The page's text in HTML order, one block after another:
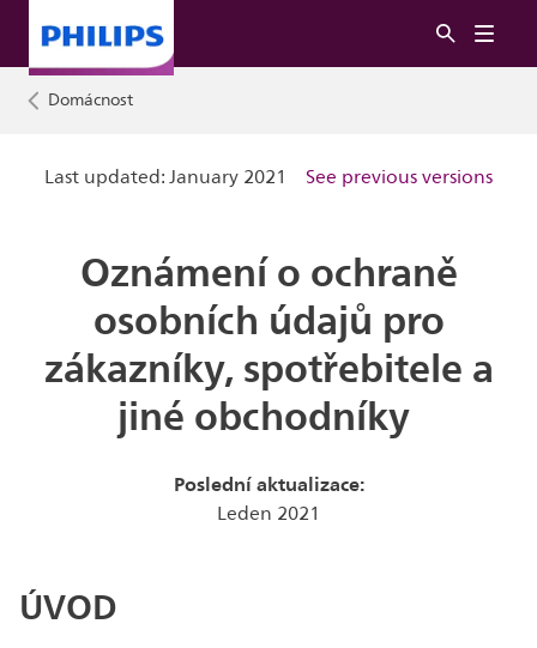
Domácnost
Last updated: January 2021 See previous versions
Oznámení o ochraně
osobních údajů pro
zákazníky, spotřebitele a
jiné obchodníky
Poslední aktualizace:
Leden 2021
ÚVOD